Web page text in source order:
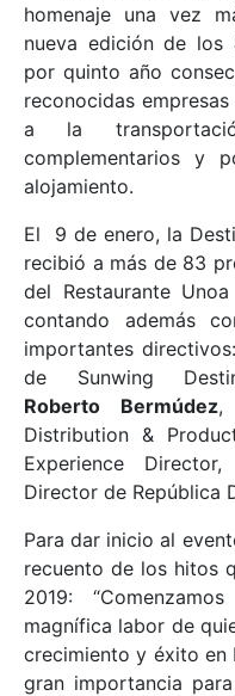
homenaje una vez
nueva edición de los
por quinto año
reconocidas
a la
complementarios y
alojamiento.
El 9 de enero, la
recibió a más de 83
del Restaurante
contando además
importantes directivos:
de Sunwing
Roberto Bermúdez,
Distribution &
Experience
Director de República
Para dar inicio al
recuento de los hitos
2019:
magnífica labor de
crecimiento y éxito en
gran importancia